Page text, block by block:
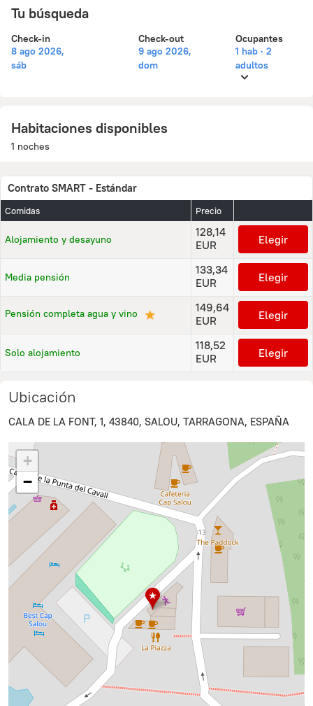
Tu búsqueda
Check-in
8 ago 2026,
sáb
Check-out
9 ago 2026,
dom
Ocupantes
1 hab · 2
adultos
Habitaciones disponibles
1 noches
Contrato SMART - Estándar
Comidas Precio
Alojamiento y desayuno
128,14
EUR
Elegir
Media pensión
133,34
EUR
Elegir
Pensión completa agua y vino ★
149,64
EUR
Elegir
Solo alojamiento
118,52
EUR
Elegir
Ubicación
CALA DE LA FONT, 1, 43840, SALOU, TARRAGONA, ESPAÑA
+
−